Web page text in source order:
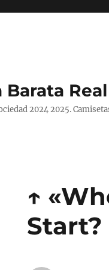
Barata
2024 2025.
↑
Start?